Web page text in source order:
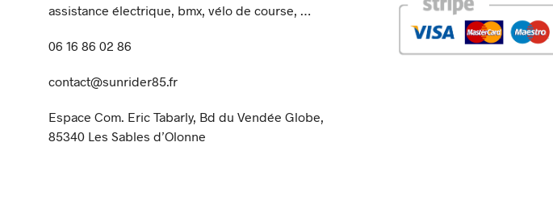
assistance électrique, bmx, vélo de course, …
06 16 86 02 86
contact@sunrider85.fr
Espace Com. Eric Tabarly, Bd du Vendée Globe,
85340 Les Sables d’Olonne